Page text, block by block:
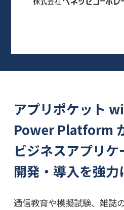
アプリポケット
Power Platform
ビジネスアプリ
開発・導入を強力
通信教育や模擬試験、雑誌